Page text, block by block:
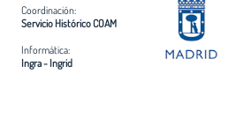
Coordinación:
Servicio Histórico COAM
Informática:
Ingra - Ingrid